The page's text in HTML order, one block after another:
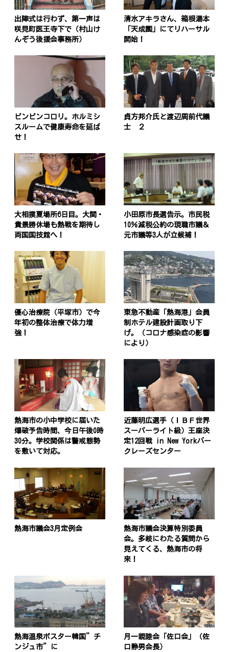
出陣式は行わず、第一声は
咲見町医王寺下で（村山け
んぞう後援会事務所）
清水アキラさん、箱根湯本
「天成園」にてリハーサル
開始！
ピンピンコロリ。ホルミシ
スルームで健康寿命を延ば
せ！
貞方邦介氏と渡辺周前代議
士 ２
大相撲夏場所6日目。大関・
貴景勝休場も熱戦を期待し
両国国技館へ！
小田原市長選告示。市民税
10％減税公約の現職市議＆
元市議等3人が立候補！
優心治療院（平塚市）で今
年初の整体治療で体力増
強！
東急不動産「熱海港」会員
制ホテル建設計画取り下
げ。（コロナ感染症の影響
により）
熱海市の小中学校に届いた
爆破予告時間、今日午後0時
30分。学校関係は警戒態勢
を敷いて対応。
近藤明広選手（ＩＢＦ世界
スーパーライト級）王座決
定12回戦 in New Yorkバー
クレーズセンター
熱海市議会3月定例会
熱海市議会決算特別委員
会。多岐にわたる質問から
見えてくる、熱海市の将
来！
熱海温泉ポスター韓国”チ
ンジュ市”に
月一親睦会「佐口会」（佐
口静男会長）